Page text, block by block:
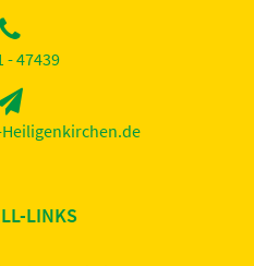
- 47439
LINKS